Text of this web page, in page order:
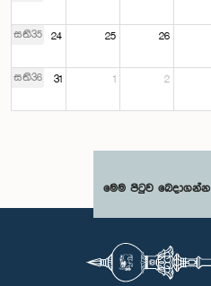
සති35 24 25 26
සති36 31 1 2
මෙම පිටුව බෙදාගන්න